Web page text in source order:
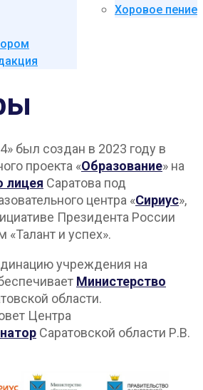
Хоровое пение
был создан в 2023 году в
проекта «Образование» на
лицея Саратова под
центра «Сириус»,
Президента России
и успех».
учреждения на
Министерство
области.
Центра
Саратовской области Р.В.